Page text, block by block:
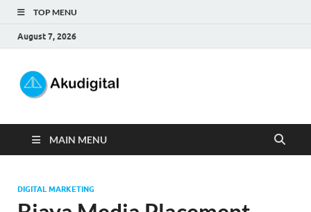
TOP MENU
August 7, 2026
MAIN MENU
DIGITAL MARKETING